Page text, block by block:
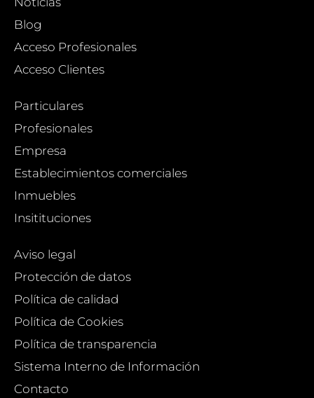
Blog
Acceso Profesionales
Acceso Clientes
Particulares
Profesionales
Empresa
Establecimientos comerciales
Inmuebles
Insitituciones
Aviso legal
Protección de datos
Política de calidad
Política de Cookies
Política de transparencia
Sistema Interno de Información
Contacto